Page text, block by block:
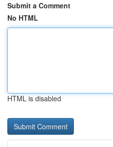
Submit a Comment
No HTML
HTML is disabled